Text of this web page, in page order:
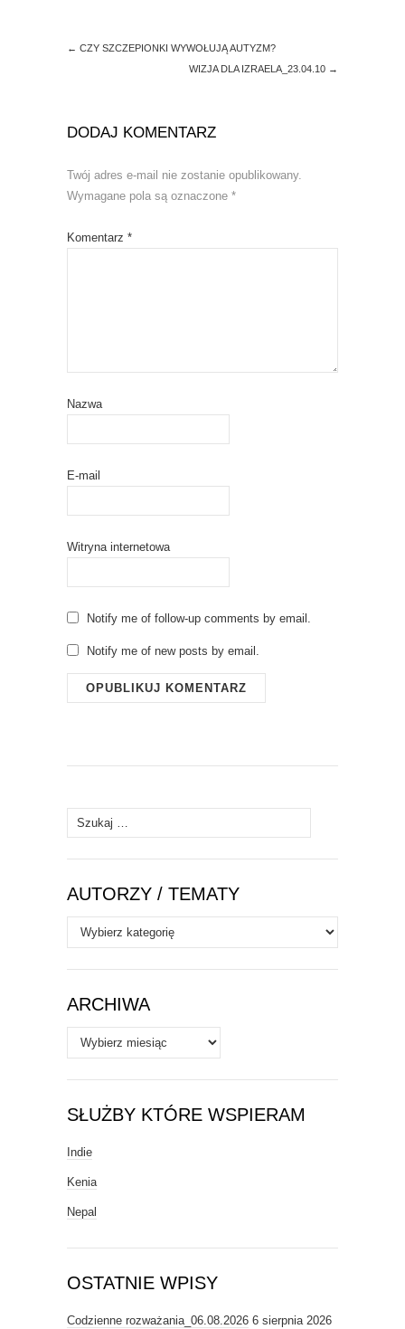
← CZY SZCZEPIONKI WYWOŁUJĄ AUTYZM?
WIZJA DLA IZRAELA_23.04.10 →
DODAJ KOMENTARZ
Twój adres e-mail nie zostanie opublikowany.
Wymagane pola są oznaczone *
Komentarz *
Nazwa
E-mail
Witryna internetowa
Notify me of follow-up comments by email.
Notify me of new posts by email.
Szukaj:
AUTORZY / TEMATY
Autorzy
/
Tematy
ARCHIWA
Archiwa
SŁUŻBY KTÓRE WSPIERAM
Indie
Kenia
Nepal
OSTATNIE WPISY
Codzienne rozważania_06.08.2026 6 sierpnia 2026